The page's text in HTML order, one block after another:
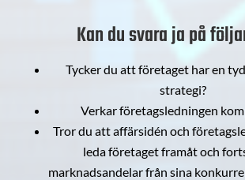
Kan du svara ja på
Tycker du att företaget har en
strategi?
Verkar företagsledningen
Tror du att affärsidén och
leda företaget framåt och
marknadsandelar från sina